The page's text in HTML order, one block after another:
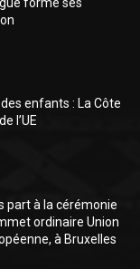
enfants : La Côte
l’UE
part à la cérémonie
ordinaire Union
à Bruxelles